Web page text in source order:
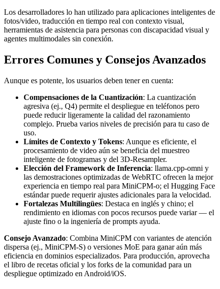
Los desarrolladores lo han utilizado para aplicaciones inteligentes de
fotos/video, traducción en tiempo real con contexto visual,
herramientas de asistencia para personas con discapacidad visual y
agentes multimodales sin conexión.
Errores Comunes y Consejos Avanzados
Aunque es potente, los usuarios deben tener en cuenta:
Compensaciones de la Cuantización: La cuantización
agresiva (ej., Q4) permite el despliegue en teléfonos pero
puede reducir ligeramente la calidad del razonamiento
complejo. Prueba varios niveles de precisión para tu caso de
uso.
Límites de Contexto y Tokens: Aunque es eficiente, el
procesamiento de video aún se beneficia del muestreo
inteligente de fotogramas y del 3D-Resampler.
Elección del Framework de Inferencia: llama.cpp-omni y
las demostraciones optimizadas de WebRTC ofrecen la mejor
experiencia en tiempo real para MiniCPM-o; el Hugging Face
estándar puede requerir ajustes adicionales para la velocidad.
Fortalezas Multilingües: Destaca en inglés y chino; el
rendimiento en idiomas con pocos recursos puede variar — el
ajuste fino o la ingeniería de prompts ayuda.
Consejo Avanzado: Combina MiniCPM con variantes de atención
dispersa (ej., MiniCPM-S) o versiones MoE para ganar aún más
eficiencia en dominios especializados. Para producción, aprovecha
el libro de recetas oficial y los forks de la comunidad para un
despliegue optimizado en Android/iOS.